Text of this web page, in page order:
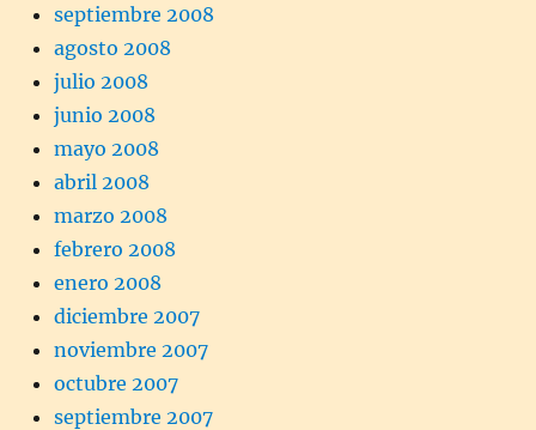
septiembre 2008
agosto 2008
julio 2008
junio 2008
mayo 2008
abril 2008
marzo 2008
febrero 2008
enero 2008
diciembre 2007
noviembre 2007
octubre 2007
septiembre 2007